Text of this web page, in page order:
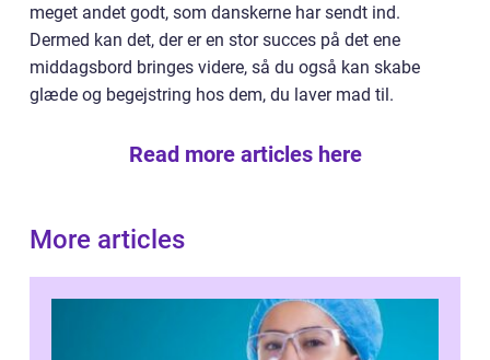
meget andet godt, som danskerne har sendt ind.
Dermed kan det, der er en stor succes på det ene
middagsbord bringes videre, så du også kan skabe
glæde og begejstring hos dem, du laver mad til.
Read more articles here
More articles